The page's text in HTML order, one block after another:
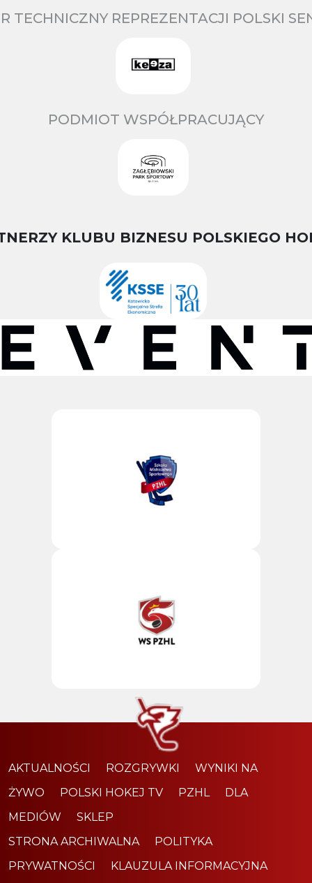
TECHNICZNY REPREZENTACJI POLSKI
PODMIOT WSPÓŁPRACUJĄCY
KLUBU BIZNESU POLSKIEGO
AKTUALNOŚCI ROZGRYWKI
WYNIKI NA
ŻYWO
POLSKI HOKEJ TV PZHL
DLA
MEDIÓW
SKLEP
STRONA ARCHIWALNA
POLITYKA
PRYWATNOŚCI
KLAUZULA INFORMACYJNA